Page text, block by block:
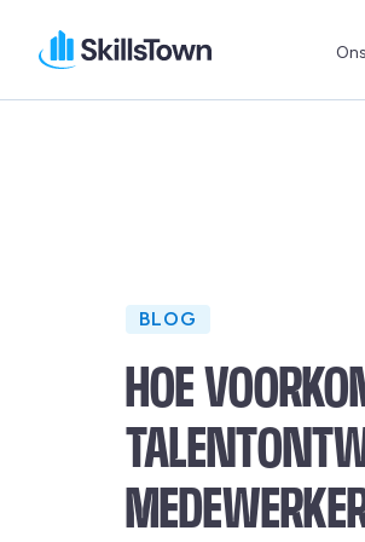
BLOG
HOE